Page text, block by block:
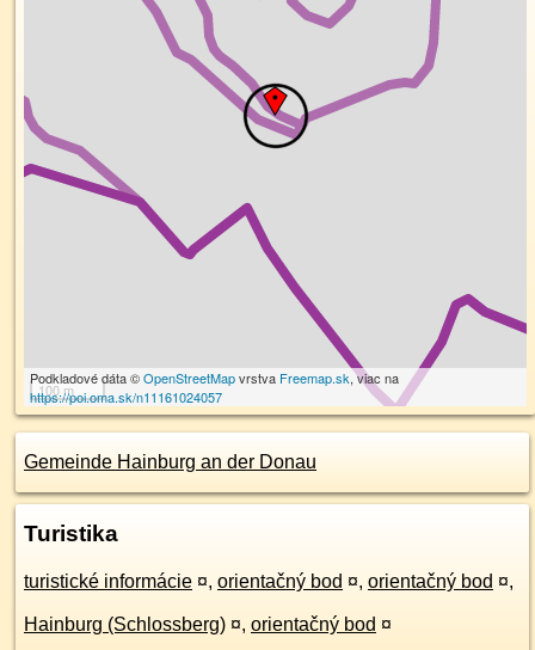
100 m
Podkladové dáta ©OpenStreetMapvrstva Freemap.sk, viac na
https://poi.oma.sk/n11161024057
Gemeinde Hainburg an der Donau
Turistika
turistické informácie ¤, orientačný bod ¤, orientačný bod ¤,
Hainburg (Schlossberg) ¤, orientačný bod ¤